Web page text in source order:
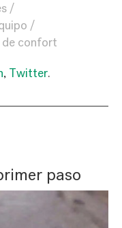
de confort
, Twitter.
paso